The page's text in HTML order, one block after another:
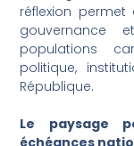
réflexion
gouvernance
populations
politique,
République.
Le paysage